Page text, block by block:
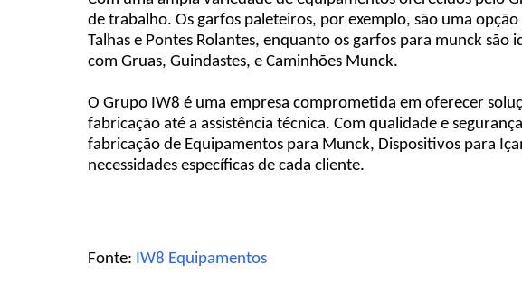
de trabalho. Os garfos paleteiros, por exemplo, são uma
Talhas e Pontes Rolantes, enquanto os garfos para munck
com Gruas, Guindastes, e Caminhões Munck.
O Grupo IW8 é uma empresa comprometida em oferecer
fabricação até a assistência técnica. Com qualidade e
fabricação de Equipamentos para Munck, Dispositivos para
necessidades específicas de cada cliente.
Fonte: IW8 Equipamentos